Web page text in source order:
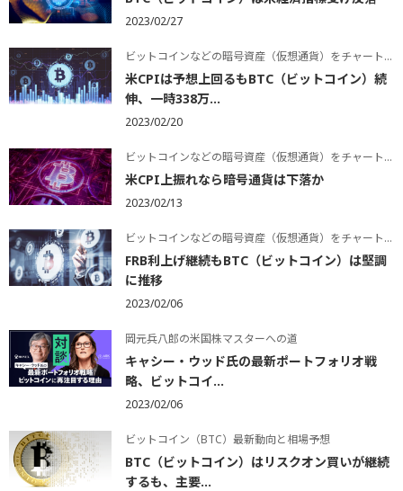
2023/02/27
ビットコインなどの暗号資産（仮想通貨）をチャートで学ぶ
米CPIは予想上回るもBTC（ビットコイン）続
伸、一時338万...
2023/02/20
ビットコインなどの暗号資産（仮想通貨）をチャートで学ぶ
米CPI上振れなら暗号通貨は下落か
2023/02/13
ビットコインなどの暗号資産（仮想通貨）をチャートで学ぶ
FRB利上げ継続もBTC（ビットコイン）は堅調
に推移
2023/02/06
岡元兵八郎の米国株マスターへの道
キャシー・ウッド氏の最新ポートフォリオ戦
略、ビットコイ...
2023/02/06
ビットコイン（BTC）最新動向と相場予想
BTC（ビットコイン）はリスクオン買いが継続
するも、主要...